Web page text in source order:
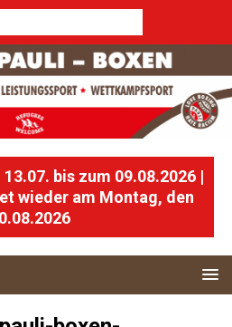
bis zum 09.08.2026 |
wieder am Montag, den